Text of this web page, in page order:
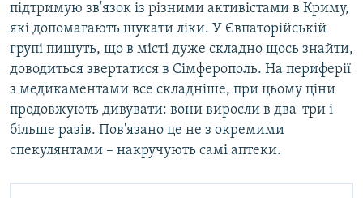
підтримую зв'язок із різними активістами в Криму,
які допомагають шукати ліки. У Євпаторійській
групі пишуть, що в місті дуже складно щось знайти,
доводиться звертатися в Сімферополь. На периферії
з медикаментами все складніше, при цьому ціни
продовжують дивувати: вони виросли в два-три і
більше разів. Пов'язано це не з окремими
спекулянтами – накручують самі аптеки.